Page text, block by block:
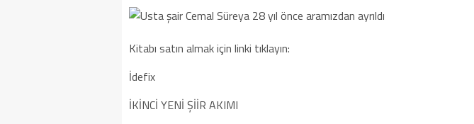
Kitabı satın almak için linki tıklayın:
İdefix
İKİNCİ YENİ ŞİİR AKIMI